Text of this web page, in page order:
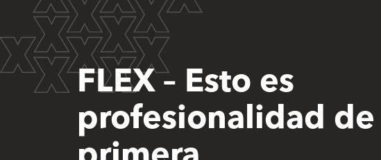
FLEX – Esto es
profesionalidad de